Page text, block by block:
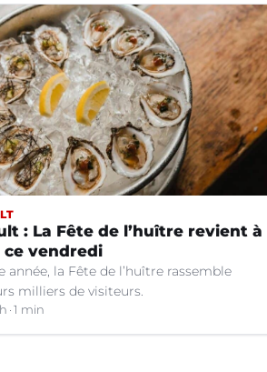
: La Fête de l’huître revient à
ce vendredi
année, la Fête de l’huître rassemble
milliers de visiteurs.
1 min